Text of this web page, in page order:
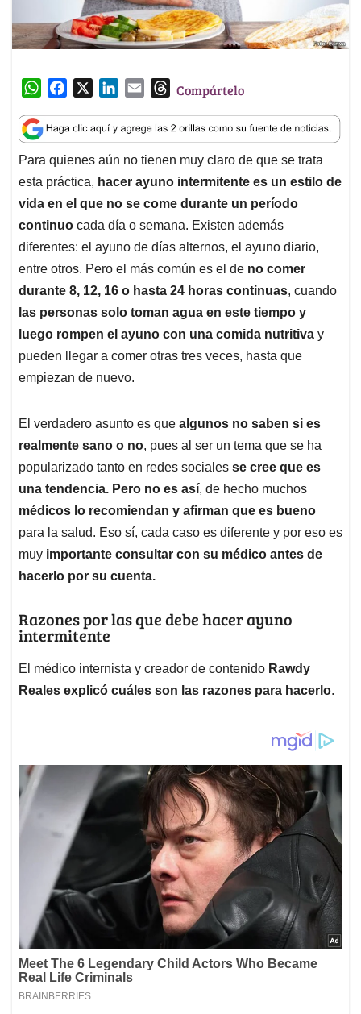
W
a
t
s
A
p
p
c
e
b
o
o
k
n
k
e
d
I
n
a
i
l
T
r
e
a
d
s
Compártelo
Para quienes aún no tienen muy claro de que se trata
esta práctica, hacer ayuno intermitente es un estilo de
vida en el que no se come durante un período
continuo cada día o semana. Existen además
diferentes: el ayuno de días alternos, el ayuno diario,
entre otros. Pero el más común es el de no comer
durante 8, 12, 16 o hasta 24 horas continuas, cuando
las personas solo toman agua en este tiempo y
luego rompen el ayuno con una comida nutritiva y
pueden llegar a comer otras tres veces, hasta que
empiezan de nuevo.
El verdadero asunto es que algunos no saben si es
realmente sano o no, pues al ser un tema que se ha
popularizado tanto en redes sociales se cree que es
una tendencia. Pero no es así, de hecho muchos
médicos lo recomiendan y afirman que es bueno
para la salud. Eso sí, cada caso es diferente y por eso es
muy importante consultar con su médico antes de
hacerlo por su cuenta.
Razones por las que debe hacer ayuno
intermitente
El médico internista y creador de contenido Rawdy
Reales explicó cuáles son las razones para hacerlo.